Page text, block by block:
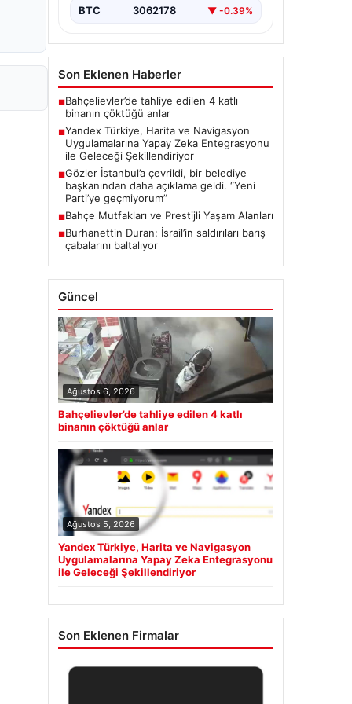
navigasyon…
BTC 3062178 ▼ -0.39%
Son Eklenen Haberler
■Bahçelievler’de tahliye edilen 4 katlı
binanın çöktüğü anlar
■Yandex Türkiye, Harita ve Navigasyon
Uygulamalarına Yapay Zeka Entegrasyonu
ile Geleceği Şekillendiriyor
■Gözler İstanbul’a çevrildi, bir belediye
başkanından daha açıklama geldi. “Yeni
Parti’ye geçmiyorum”
■Bahçe Mutfakları ve Prestijli Yaşam Alanları
■Burhanettin Duran: İsrail’in saldırıları barış
çabalarını baltalıyor
Güncel
Ağustos 6, 2026
Bahçelievler’de tahliye edilen 4 katlı
binanın çöktüğü anlar
Ağustos 5, 2026
Yandex Türkiye, Harita ve Navigasyon
Uygulamalarına Yapay Zeka Entegrasyonu
ile Geleceği Şekillendiriyor
Son Eklenen Firmalar